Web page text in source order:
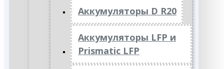
Аккумуляторы D R20
Аккумуляторы LFP и
Prismatic LFP